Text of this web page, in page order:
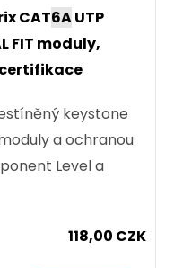
CAT6AUTP
FIT moduly,
certifikace
keystone
a ochranou
Level a
118,00 CZK